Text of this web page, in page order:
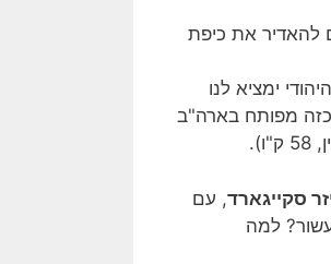
להאדיר את כיפת
ימציא לנו
כזה מפותח בארה"ב
סקייגארד, עם
יותר מעשור? למה